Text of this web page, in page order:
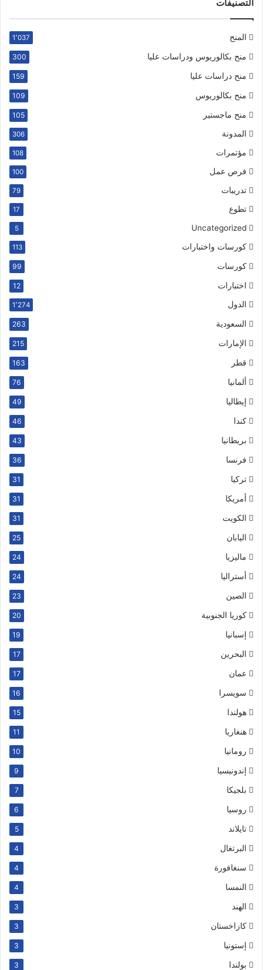
التصنيفات
المنح 1٬037
منح بكالوريوس ودراسات عليا 300
منح دراسات عليا 159
منح بكالوريوس 109
منح ماجستير 105
المدونة 306
مؤتمرات 108
فرص عمل 100
تدريبات 79
تطوع 17
Uncategorized
5
كورسات واختبارات 113
كورسات 99
اختبارات 12
الدول 1٬274
السعودية 263
الإمارات 215
قطر 163
ألمانيا 76
إيطاليا 49
كندا 46
بريطانيا 43
فرنسا 36
تركيا 31
أمريكا 31
الكويت 31
اليابان 25
ماليزيا 24
أستراليا 24
الصين 23
كوريا الجنوبية 20
إسبانيا 19
البحرين 17
عمان 17
سويسرا 16
هولندا 15
هنغاريا 11
رومانيا 10
إندونيسيا 9
بلجيكا 7
روسيا 6
تايلاند 5
البرتغال 4
سنغافورة 4
النمسا 4
الهند 3
كازاخستان 3
إستونيا 3
بولندا 3